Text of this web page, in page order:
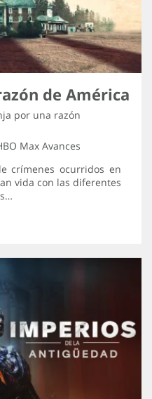
de América
por una razón
Max Avances
crímenes ocurridos en
vida con las diferentes